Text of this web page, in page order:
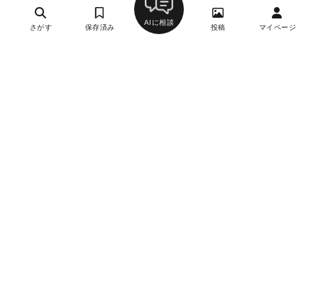
さがす 保存済み
AIに相談
投稿 マイページ